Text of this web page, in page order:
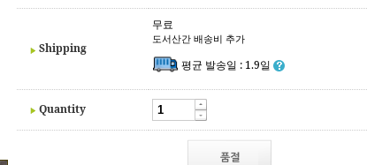
Shipping
무료
도서산간 배송비 추가
평균 발송일 : 1.9일
Quantity